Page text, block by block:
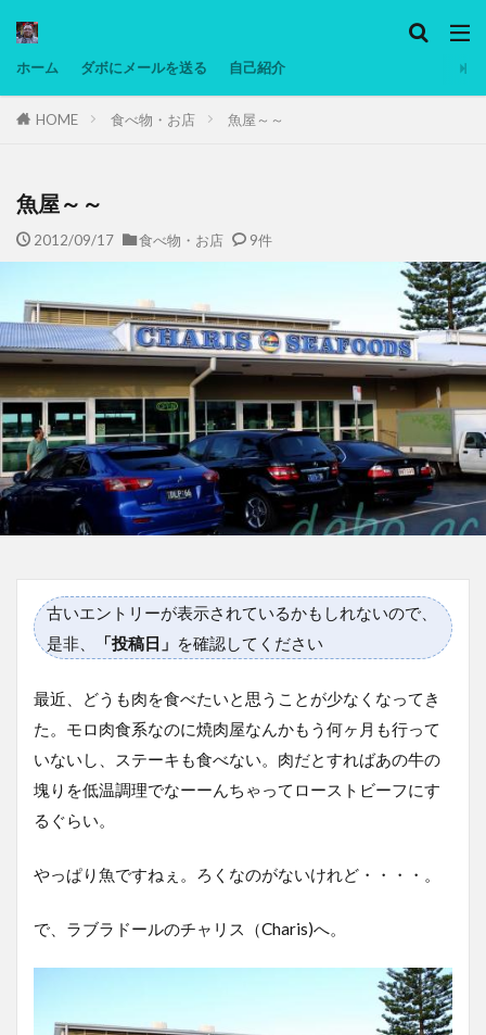
ホーム ダボにメールを送る 自己紹介
HOME 食べ物・お店 魚屋～～
魚屋～～
2012/09/17 食べ物・お店 9件
古いエントリーが表示されているかもしれないので、
是非、
「投稿日」 を確認してください
最近、どうも肉を食べたいと思うことが少なくなってき
た。モロ肉食系なのに焼肉屋なんかもう何ヶ月も行って
いないし、ステーキも食べない。肉だとすればあの牛の
塊りを低温調理でなーーんちゃってローストビーフにす
るぐらい。
やっぱり魚ですねぇ。ろくなのがないけれど・・・・。
で、ラブラドールのチャリス（Charis)へ。
タグ
備忘録
動画 日本人村社会 脱水シート
検索